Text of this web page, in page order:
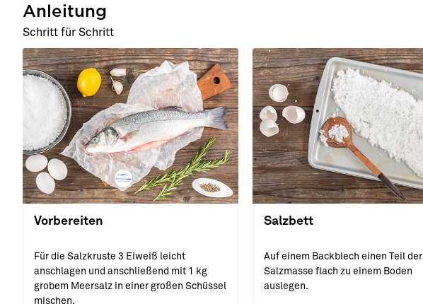
Anleitung
Schritt für Schritt
Vorbereiten
Für die Salzkruste 3 Eiweiß leicht
anschlagen und anschließend mit 1 kg
grobem Meersalz in einer großen Schüssel
mischen.
Salzbett
Auf einem Backblech einen Teil der
Salzmasse flach zu einem Boden
auslegen.